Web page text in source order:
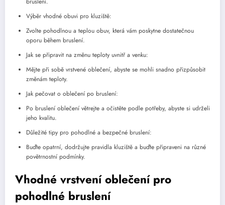
Výběr vhodné obuvi pro kluziště:
Zvolte pohodlnou a teplou obuv, která vám poskytne dostatečnou
oporu během bruslení.
Jak se připravit na změnu teploty uvnitř a venku:
Mějte při sobě vrstvené oblečení, abyste se mohli snadno přizpůsobit
změnám teploty.
Jak pečovat o oblečení po bruslení:
Po bruslení oblečení větrejte a očistěte podle potřeby, abyste si udrželi
jeho kvalitu.
Důležité tipy pro pohodlné a bezpečné bruslení:
Buďte opatrní, dodržujte pravidla kluziště a buďte připraveni na různé
povětrnostní podmínky.
Vhodné vrstvení oblečení pro
pohodlné bruslení